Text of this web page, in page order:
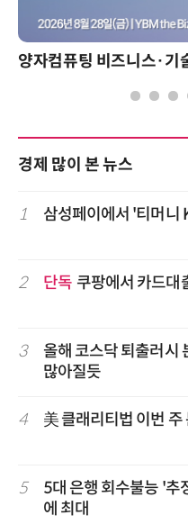
경제 많이 본 뉴스
1 삼성페이에서 '티머니
2 단독 쿠팡에서 카드대
3
올해 코스닥 퇴출러시
많아질듯
4 美 클래리티법 이번
5
5대 은행 회수불능 '
에 최대